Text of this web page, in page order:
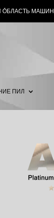
О́БЛАСТЬ МАШИН
ПИЛ